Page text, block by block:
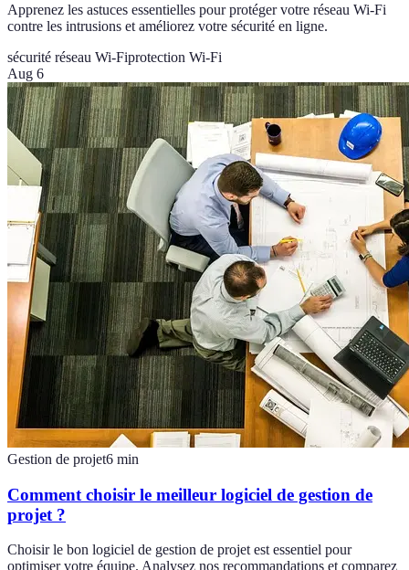
Apprenez les astuces essentielles pour protéger votre réseau Wi-Fi
contre les intrusions et améliorez votre sécurité en ligne.
sécurité réseau Wi-Fiprotection Wi-Fi
Aug 6
Gestion de projet6 min
Comment choisir le meilleur logiciel de gestion de
projet ?
Choisir le bon logiciel de gestion de projet est essentiel pour
optimiser votre équipe. Analysez nos recommandations et comparez